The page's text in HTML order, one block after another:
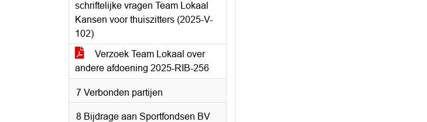
schriftelijke vragen Team Lokaal
Kansen voor thuiszitters (2025-V-
102)
Verzoek Team Lokaal over
andere afdoening 2025-RIB-256
7 Verbonden partijen
8 Bijdrage aan Sportfondsen BV